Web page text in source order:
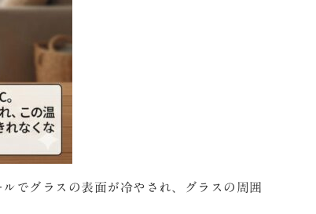
でグラスの表面が冷やされ、グラスの周囲